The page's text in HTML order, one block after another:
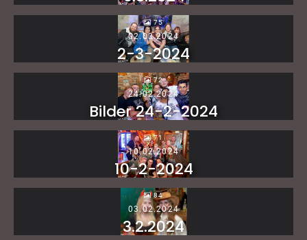
75
02.03.2024
2-3-2024
72
24.02.2024
Bilder 24-2-2024
71
10.02.2024
10-2-2024
84
03.02.2024
3.2.2024